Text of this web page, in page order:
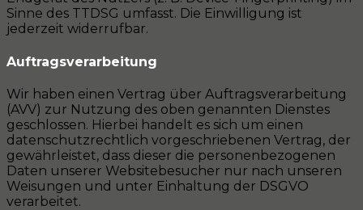
Sinne des TTDSG umfasst. Die Einwilligung ist
jederzeit widerrufbar.
Auftragsverarbeitung
Wir haben einen Vertrag über Auftragsverarbeitung
(AVV) zur Nutzung des oben genannten Dienstes
geschlossen. Hierbei handelt es sich um einen
datenschutzrechtlich vorgeschriebenen Vertrag, der
gewährleistet, dass dieser die personenbezogenen
Daten unserer Websitebesucher nur nach unseren
Weisungen und unter Einhaltung der DSGVO
verarbeitet.